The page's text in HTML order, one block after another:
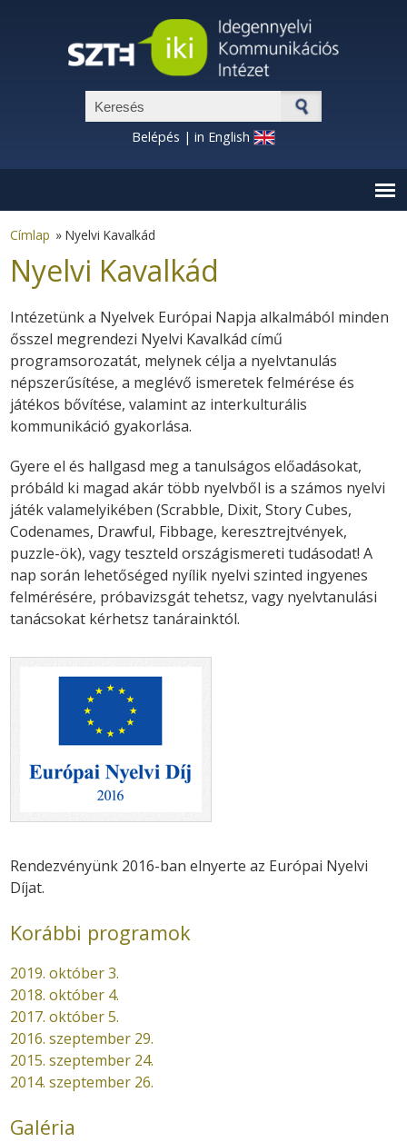
Keresés űrlap
Belépés | in English
Címlap » Nyelvi Kavalkád
Nyelvi Kavalkád
Intézetünk a Nyelvek Európai Napja alkalmából minden
ősszel megrendezi Nyelvi Kavalkád című
programsorozatát, melynek célja a nyelvtanulás
népszerűsítése, a meglévő ismeretek felmérése és
játékos bővítése, valamint az interkulturális
kommunikáció gyakorlása.
Gyere el és hallgasd meg a tanulságos előadásokat,
próbáld ki magad akár több nyelvből is a számos nyelvi
játék valamelyikében (Scrabble, Dixit, Story Cubes,
Codenames, Drawful, Fibbage, keresztrejtvények,
puzzle-ök), vagy teszteld országismereti tudásodat! A
nap során lehetőséged nyílik nyelvi szinted ingyenes
felmérésére, próbavizsgát tehetsz, vagy nyelvtanulási
tanácsokat kérhetsz tanárainktól.
Rendezvényünk 2016-ban elnyerte az Európai Nyelvi
Díjat.
Korábbi programok
2019. október 3.
2018. október 4.
2017. október 5.
2016. szeptember 29.
2015. szeptember 24.
2014. szeptember 26.
Galéria